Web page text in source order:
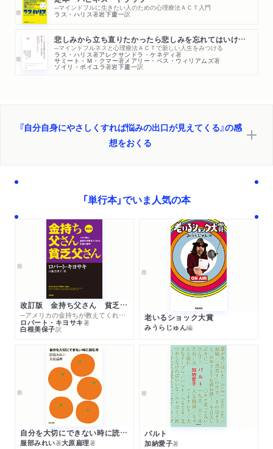
─マインドフルに生きたい人のための心理療法ＡＣＴ入門
ラス・ハリス著岩下慶一訳
悲しみから立ち直りたかったら悲しみを忘れてはいけない
─マインドフルネスと心理療法ＡＣＴで新しい人生をみつける
ラス・ハリス著アレクサンドラ・ケネディ著
サミート・Ｍ・クマー著メアリー・ベス・ウィリアムズ著
ソイリ・ポイユラ著岩下慶一訳
『自分自身にやさしくすれば悩みの出口が見えてくる』の感
想をおくる
「単行本」でいま人気の本
改訂版 金持ち父さん 貧乏父さん
─アメリカの金持ちが教えてくれるお金の哲学
ロバート・キヨサキ著
白根美保子訳
老いるショック大賞
みうらじゅん編
自分を大切にできない時に読む本
服部みれい著大原扁理著
パルト
加納愛子著